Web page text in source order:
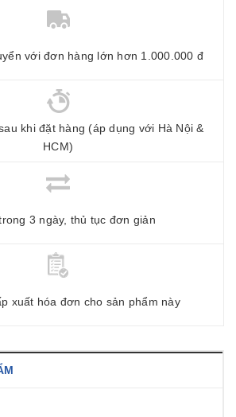
với đơn hàng lớn hơn 1.000.000 đ
khi đặt hàng (áp dụng với Hà Nội &
HCM)
3 ngày, thủ tục đơn giản
xuất hóa đơn cho sản phẩm này